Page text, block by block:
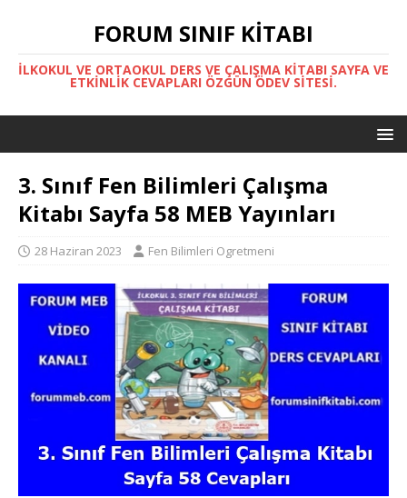
FORUM SINIF KITABI
İLKOKUL VE ORTAOKUL DERS VE ÇALIŞMA KITABI SAYFA VE
ETKINLIK CEVAPLARI ÖZGÜN ÖDEV SITESI.
3. Sınıf Fen Bilimleri Çalışma
Kitabı Sayfa 58 MEB Yayınları
28 Haziran 2023 Fen Bilimleri Ogretmeni